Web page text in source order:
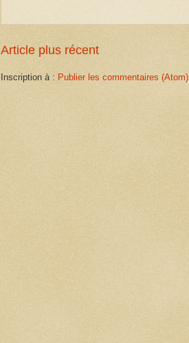
Article plus récent
Inscription à : Publier les commentaires (Atom)